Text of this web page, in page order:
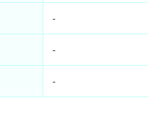
-
-
-